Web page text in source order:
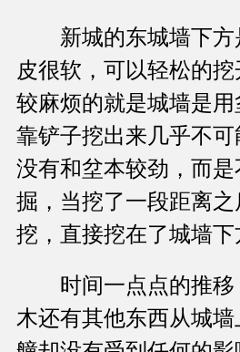
新城的东城墙下方
皮很软，可以轻松的
较麻烦的就是城墙是
靠铲子挖出来几乎不
没有和坌本较劲，而
掘，当挖了一段距离
挖，直接挖在了城墙下
时间一点点的推移
木还有其他东西从城